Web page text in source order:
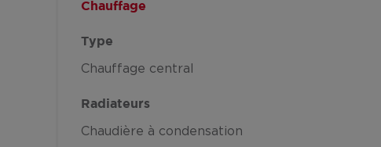
Chauffage
Type
Chauffage central
Radiateurs
Chaudière à condensation